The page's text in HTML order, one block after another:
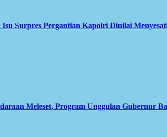
Isu Surpres Pergantian Kapolri Dinilai
Meleset, Program Unggulan Gubernur